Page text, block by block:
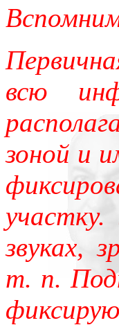
всю
зоной и
звуках,
т. п.